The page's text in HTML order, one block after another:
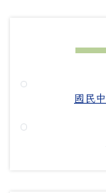
國民